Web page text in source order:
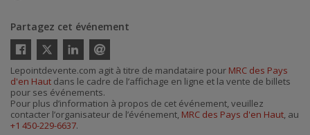
Partagez cet événement
Facebook
Twitter
LinkedinEnvoyer
par
courriel
Lepointdevente.com agit à titre de mandataire pour MRC des Pays
d'en Haut dans le cadre de l’affichage en ligne et la vente de billets
pour ses événements.
Pour plus d’information à propos de cet événement, veuillez
contacter l’organisateur de l’événement, MRC des Pays d'en Haut, au
+1 450-229-6637.